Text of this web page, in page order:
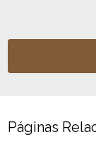
Páginas